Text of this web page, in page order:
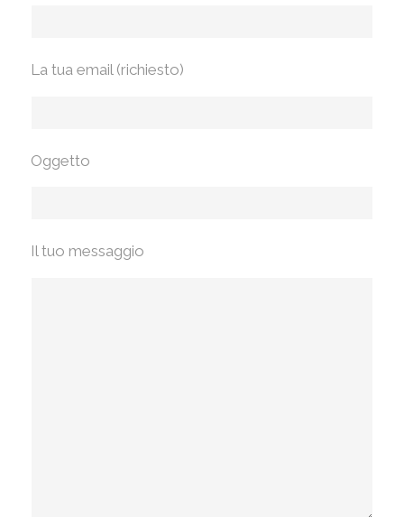
La tua email (richiesto)
Oggetto
Il tuo messaggio